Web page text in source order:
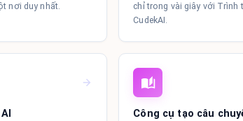
nơi duy nhất.
chỉ trong vài giây với Trình
CudekAI.
Công cụ tạo câu